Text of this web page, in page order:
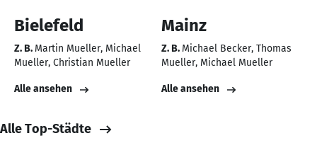
Bielefeld
Z. B. Martin Mueller Michael
Mueller Christian Mueller
Alle ansehen
Mainz
Z. B. Michael Becker Thomas
Mueller Michael Mueller
Alle ansehen
Alle Top-Städte